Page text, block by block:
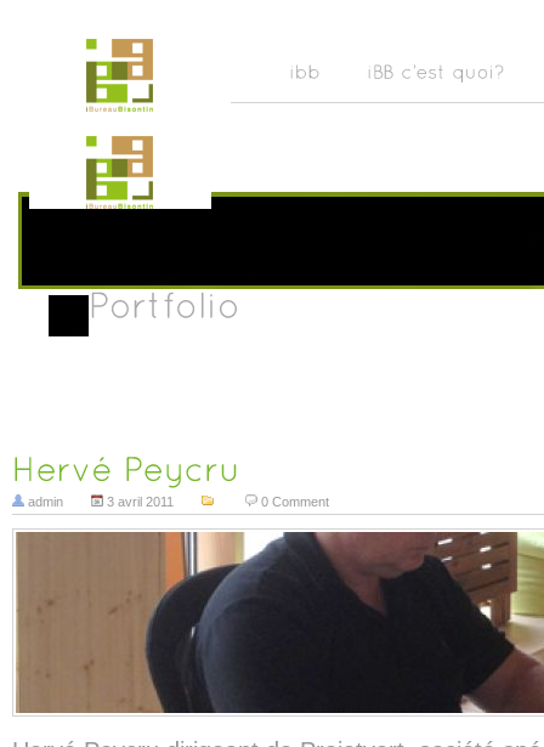
admin 3 avril 2011 0 Comment